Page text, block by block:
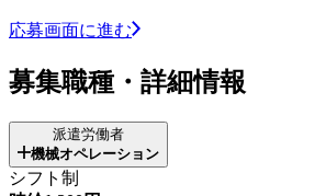
応募画面に進む
募集職種・詳細情報
派遣労働者
機械オペレーション
シフト制